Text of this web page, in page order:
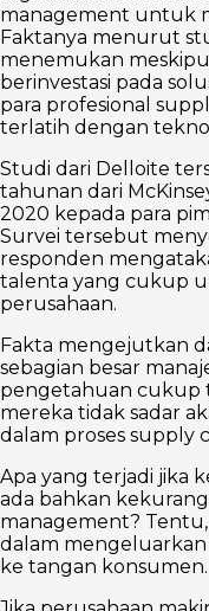
management untuk
Faktanya menurut
menemukan
berinvestasi pada
para profesional
terlatih dengan
Studi dari Delloite
tahunan dari
2020 kepada para
Survei tersebut
responden
talenta yang cukup
perusahaan.
Fakta mengejutkan
sebagian besar
pengetahuan cukup
mereka tidak sadar
dalam proses supply
Apa yang terjadi jika
ada bahkan
management?
dalam
ke tangan konsumen.